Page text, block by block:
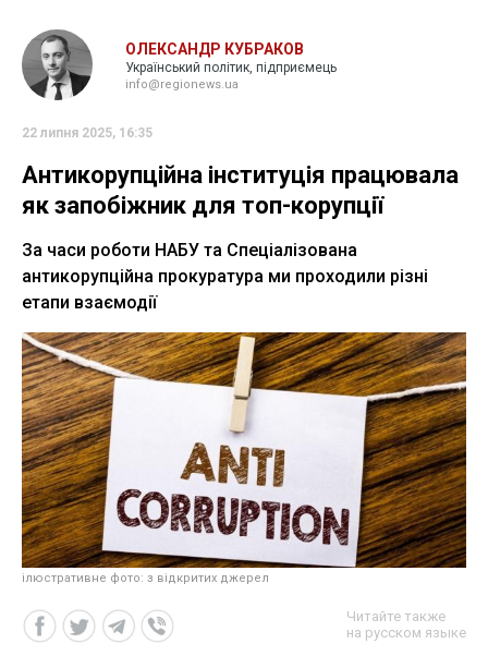
ОЛЕКСАНДР КУБРАКОВ
Український політик, підприємець
info@regionews.ua
22 липня 2025, 16:35
Антикорупційна інституція працювала
як запобіжник для топ-корупції
За часи роботи НАБУ та Спеціалізована
антикорупційна прокуратура ми проходили різні
етапи взаємодії
ілюстративне фото: з відкритих джерел
Читайте также
на русском языке